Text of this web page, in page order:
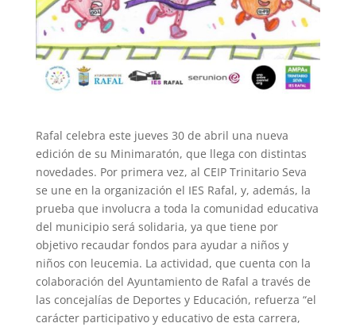
Rafal celebra este jueves 30 de abril una nueva
edición de su Minimaratón, que llega con distintas
novedades. Por primera vez, al CEIP Trinitario Seva
se une en la organización el IES Rafal, y, además, la
prueba que involucra a toda la comunidad educativa
del municipio será solidaria, ya que tiene por
objetivo recaudar fondos para ayudar a niños y
niños con leucemia. La actividad, que cuenta con la
colaboración del Ayuntamiento de Rafal a través de
las concejalías de Deportes y Educación, refuerza “el
carácter participativo y educativo de esta carrera,